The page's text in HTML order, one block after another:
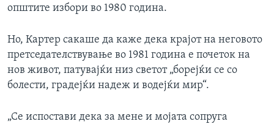
општите избори во 1980 година.
Но, Картер сакаше да каже дека крајот на неговото
претседателствување во 1981 година е почеток на
нов живот, патувајќи низ светот „борејќи се со
болести, градејќи надеж и водејќи мир“.
„Се испостави дека за мене и мојата сопруга